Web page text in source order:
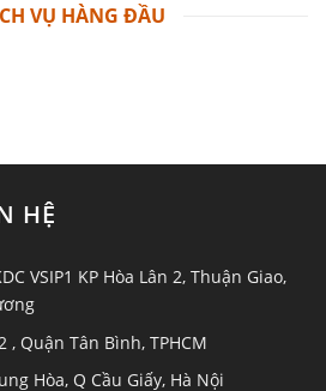
VỤ HÀNG ĐẦU
HỆ
VSIP1 KP Hòa Lân 2, Thuận Giao,
, Quận Tân Bình, TPHCM
Hòa, Q Cầu Giấy, Hà Nội